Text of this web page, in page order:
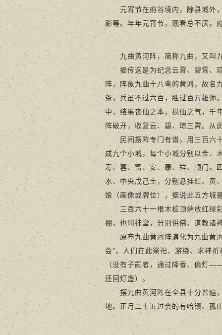
元宵节在府谷境内，除县城外，
影等。年年元宵节，观看总不厌。
九曲黄河阵，简称九曲，又叫九
据传这是为纪念云霄、碧霄、琼
阵，阵象九曲十八弯的黄河，故名
条，兵虽不过六百，胜过百万雄师
中，结果丧仙之本，损仙之气，千
阵破开，收复云、碧、琼三霄。从
民间摆阵专门有谱，用三百六十
成九个小城，每个小城分别以金、
寿、喜、富、安、康、祥、顺门。
水、中央戊己土，分别悬挂红、黄
娘（画像或牌位），据说此五方城
三百六十一根木桩顶端放红绿彩
棚，也叫神堂，分别供佛、道教诸
原布九曲黄河阵演化为九曲黄河
会”。人们在此祭祀、游绕、求神
（没有子嗣者，通过降香、偷灯
还回灯盏）。
摆九曲黄河阵在全县十分普遍，
地。正月二十五过会的有哈镇、孤